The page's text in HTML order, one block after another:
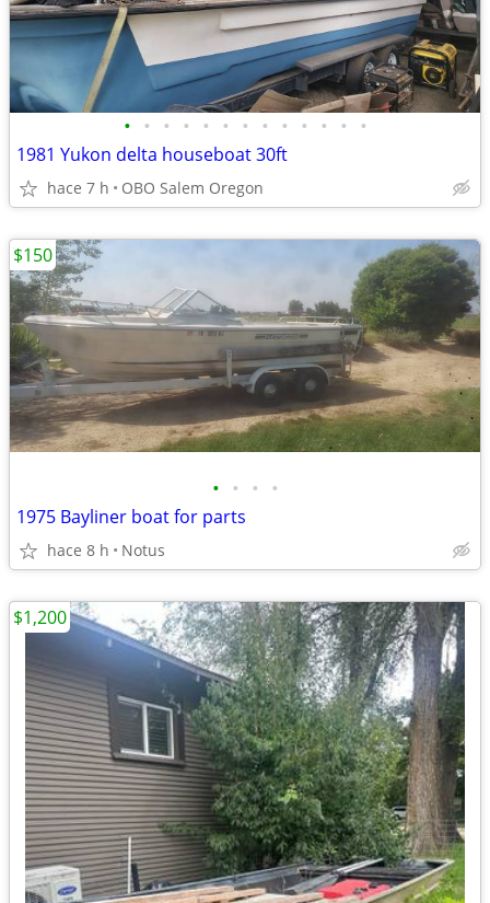
• • • • • • • • • • • • •
1981 Yukon delta houseboat 30ft
hace 7 h OBO Salem Oregon
• • • •
1975 Bayliner boat for parts
hace 8 h Notus
$150
$1,200